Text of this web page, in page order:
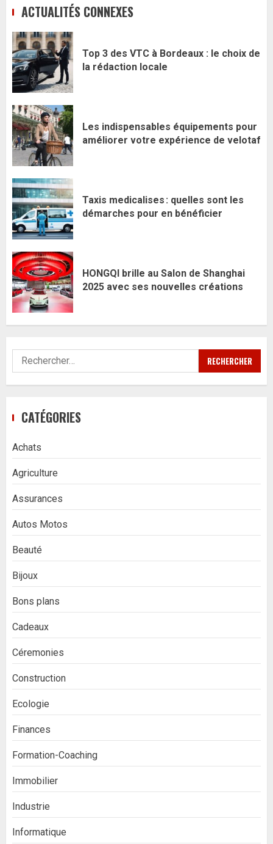
ACTUALITÉS CONNEXES
Top 3 des VTC à Bordeaux : le choix de
la rédaction locale
Les indispensables équipements pour
améliorer votre expérience de velotaf
Taxis medicalises : quelles sont les
démarches pour en bénéficier
HONGQI brille au Salon de Shanghai
2025 avec ses nouvelles créations
Rechercher :
CATÉGORIES
Achats
Agriculture
Assurances
Autos Motos
Beauté
Bijoux
Bons plans
Cadeaux
Céremonies
Construction
Ecologie
Finances
Formation-Coaching
Immobilier
Industrie
Informatique